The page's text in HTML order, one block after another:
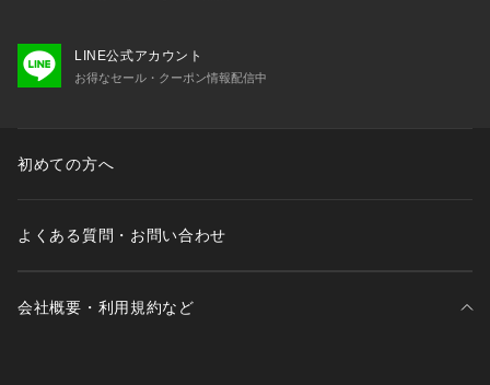
LINE公式アカウント
お得なセール・クーポン情報配信中
初めての方へ
よくある質問・お問い合わせ
会社概要・利用規約など